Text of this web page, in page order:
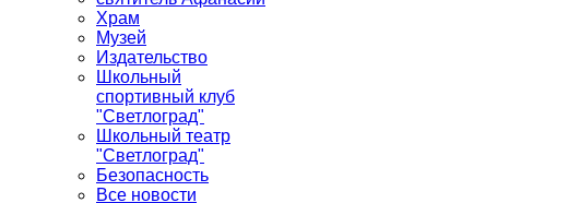
Храм
Музей
Издательство
Школьный
спортивный клуб
"Светлоград"
Школьный театр
"Светлоград"
Безопасность
Все новости